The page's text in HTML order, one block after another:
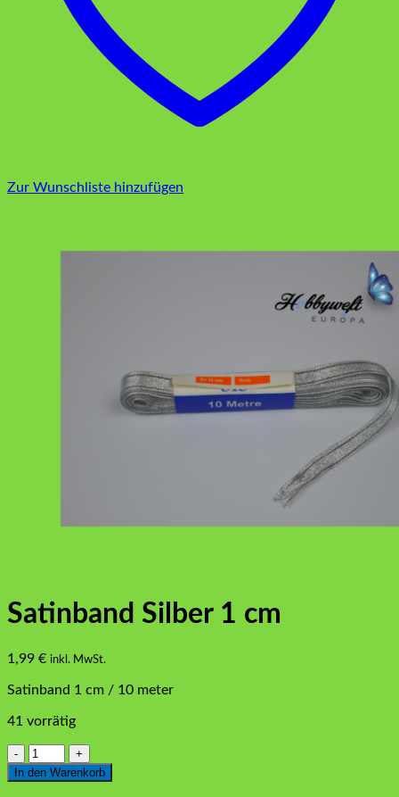
Zur Wunschliste hinzufügen
Satinband Silber 1 cm
1,99 € inkl. MwSt.
Satinband 1 cm / 10 meter
41 vorrätig
Satinband
Silber
1
In den Warenkorb